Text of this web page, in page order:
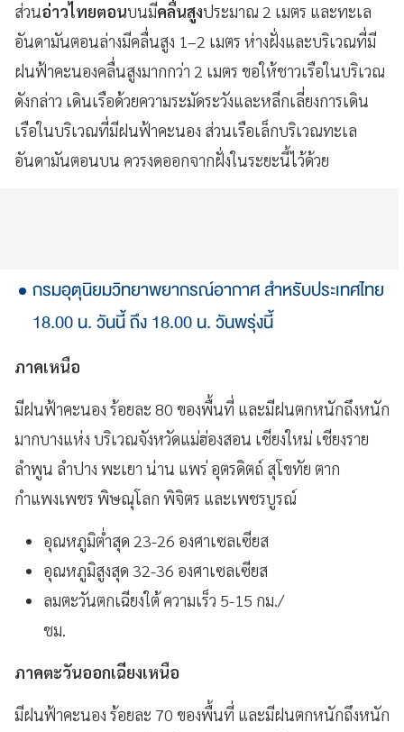
ส่วนอ่าวไทยตอนบนมีคลื่นสูงประมาณ 2 เมตร และทะเล
อันดามันตอนล่างมีคลื่นสูง 1–2 เมตร ห่างฝั่งและบริเวณที่มี
ฝนฟ้าคะนองคลื่นสูงมากกว่า 2 เมตร ขอให้ชาวเรือในบริเวณ
ดังกล่าว เดินเรือด้วยความระมัดระวังและหลีกเลี่ยงการเดิน
เรือในบริเวณที่มีฝนฟ้าคะนอง ส่วนเรือเล็กบริเวณทะเล
อันดามันตอนบน ควรงดออกจากฝั่งในระยะนี้ไว้ด้วย
กรมอุตุนิยมวิทยาพยากรณ์อากาศ สำหรับประเทศไทย
18.00 น. วันนี้ ถึง 18.00 น. วันพรุ่งนี้
ภาคเหนือ
มีฝนฟ้าคะนอง ร้อยละ 80 ของพื้นที่ และมีฝนตกหนักถึงหนัก
มากบางแห่ง บริเวณจังหวัดแม่ฮ่องสอน เชียงใหม่ เชียงราย
ลำพูน ลำปาง พะเยา น่าน แพร่ อุตรดิตถ์ สุโขทัย ตาก
กำแพงเพชร พิษณุโลก พิจิตร และเพชรบูรณ์
อุณหภูมิต่ำสุด 23-26 องศาเซลเซียส
อุณหภูมิสูงสุด 32-36 องศาเซลเซียส
ลมตะวันตกเฉียงใต้ ความเร็ว 5-15 กม./
ชม.
ภาคตะวันออกเฉียงเหนือ
มีฝนฟ้าคะนอง ร้อยละ 70 ของพื้นที่ และมีฝนตกหนักถึงหนัก